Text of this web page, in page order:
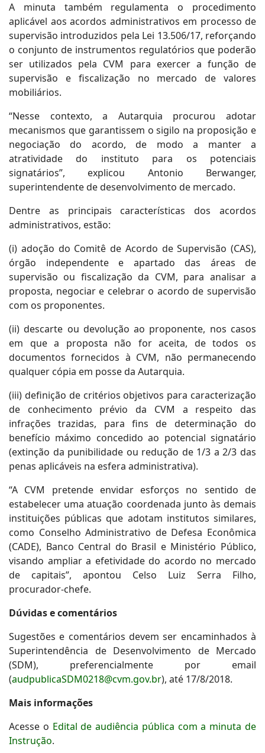
A minuta também regulamenta o procedimento
aplicável aos acordos administrativos em processo de
supervisão introduzidos pela Lei 13.506/17, reforçando
o conjunto de instrumentos regulatórios que poderão
ser utilizados pela CVM para exercer a função de
supervisão e fiscalização no mercado de valores
mobiliários.
“Nesse contexto, a Autarquia procurou adotar
mecanismos que garantissem o sigilo na proposição e
negociação do acordo, de modo a manter a
atratividade do instituto para os potenciais
signatários”, explicou Antonio Berwanger,
superintendente de desenvolvimento de mercado.
Dentre as principais características dos acordos
administrativos, estão:
(i) adoção do Comitê de Acordo de Supervisão (CAS),
órgão independente e apartado das áreas de
supervisão ou fiscalização da CVM, para analisar a
proposta, negociar e celebrar o acordo de supervisão
com os proponentes.
(ii) descarte ou devolução ao proponente, nos casos
em que a proposta não for aceita, de todos os
documentos fornecidos à CVM, não permanecendo
qualquer cópia em posse da Autarquia.
(iii) definição de critérios objetivos para caracterização
de conhecimento prévio da CVM a respeito das
infrações trazidas, para fins de determinação do
benefício máximo concedido ao potencial signatário
(extinção da punibilidade ou redução de 1/3 a 2/3 das
penas aplicáveis na esfera administrativa).
“A CVM pretende envidar esforços no sentido de
estabelecer uma atuação coordenada junto às demais
instituições públicas que adotam institutos similares,
como Conselho Administrativo de Defesa Econômica
(CADE), Banco Central do Brasil e Ministério Público,
visando ampliar a efetividade do acordo no mercado
de capitais”, apontou Celso Luiz Serra Filho,
procurador-chefe.
Dúvidas e comentários
Sugestões e comentários devem ser encaminhados à
Superintendência de Desenvolvimento de Mercado
(SDM), preferencialmente por email
(audpublicaSDM0218@cvm.gov.br), até 17/8/2018.
Mais informações
Acesse o Edital de audiência pública com a minuta de
Instrução.